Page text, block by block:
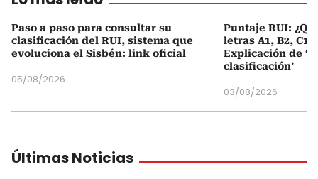
Paso a paso para consultar su
clasificación del RUI, sistema que
evoluciona el Sisbén: link oficial
05/08/2026
Puntaje RUI:
letras A1, B2, C1
Explicación de
clasificación’
03/08/2026
Últimas Noticias